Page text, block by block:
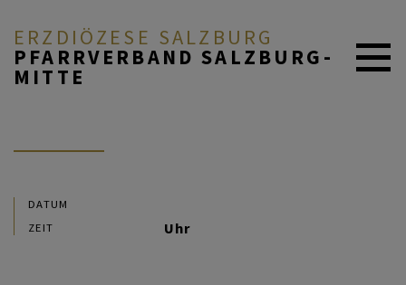
ERZDIÖZESE SALZBURG
PFARRVERBAND SALZBURG-
MITTE
ÜBER UNS
DATUM
ZEIT
Uhr